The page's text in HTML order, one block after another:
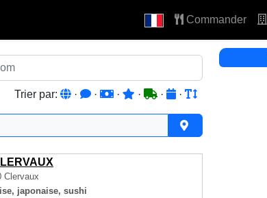
Commander
Trier par: · · · · · ·
Clervaux
japonaise, sushi